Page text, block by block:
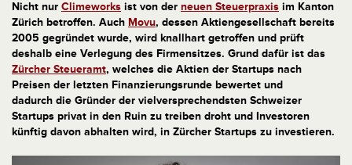
Nicht nur Climeworks ist von der neuen Steuerpraxis im Kanton
Zürich betroffen. Auch Movu, dessen Aktiengesellschaft bereits
2005 gegründet wurde, wird knallhart getroffen und prüft
deshalb eine Verlegung des Firmensitzes. Grund dafür ist das
Zürcher Steueramt, welches die Aktien der Startups nach
Preisen der letzten Finanzierungsrunde bewertet und
dadurch die Gründer der vielversprechendsten Schweizer
Startups privat in den Ruin zu treiben droht und Investoren
künftig davon abhalten wird, in Zürcher Startups zu investieren.